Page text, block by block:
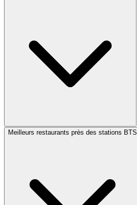
Meilleurs restaurants près des stations BTS